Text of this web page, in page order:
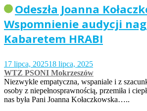
Odeszła Joanna
Wspomnienie audycji
Kabaretem HRABI
17 lipca, 202518 lipca, 2025
WTZ PSONI Mokrzeszów
Niezwykle empatyczna, wspaniale i z
osoby z niepełnosprawnością, przemiła i
nas była Pani Joanna Kołaczkowska…..